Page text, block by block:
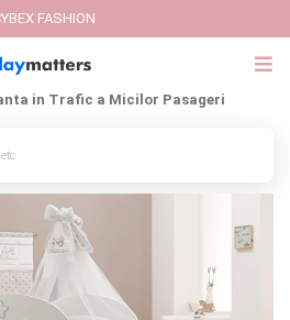
FASHION
in Trafic a Micilor Pasageri